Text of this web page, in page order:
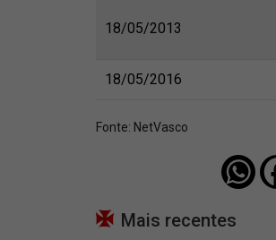
18/05/2013
18/05/2016
Fonte: NetVasco
Mais recentes